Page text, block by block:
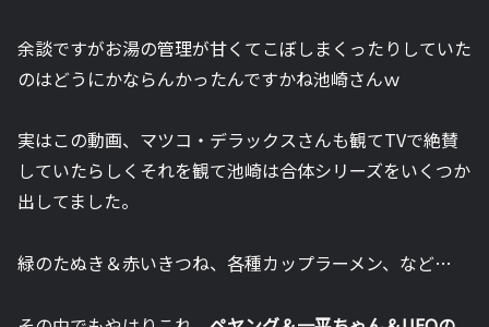
余談ですがお湯の管理が甘くてこぼしまくったりしていた
のはどうにかならんかったんですかね池崎さんｗ
実はこの動画、マツコ・デラックスさんも観てTVで絶賛
していたらしくそれを観て池崎は合体シリーズをいくつか
出してました。
緑のたぬき＆赤いきつね、各種カップラーメン、など…